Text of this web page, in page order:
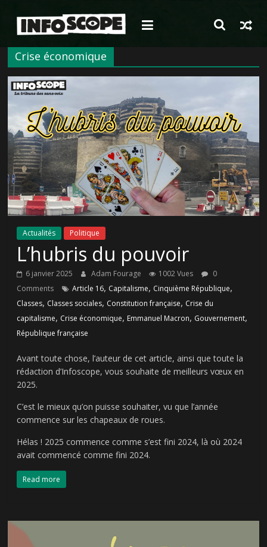
contenu
Crise économique
Actualités Politique
L’hubris du pouvoir
6 janvier 2025 Adam Fourage 1002 Vues
0
Comments
Article 16, Capitalisme, Cinquième République,
Classes, Classes sociales, Constitution française, Crise du
capitalisme, Crise économique, Emmanuel Macron, Gouvernement,
République française
Avant toute chose, l’auteur de cet article, ainsi que toute la
rédaction d’Infoscope, vous souhaite de meilleurs vœux en
2025.
C’est le mieux qu’on puisse souhaiter, vu que l’année
commence sur les chapeaux de roues.
Hélas ! 2025 commence comme s’est fini 2024, là où 2024
avait commencé comme fini 2024.
Read more